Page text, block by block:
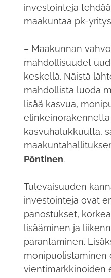
investointeja
maakuntaa pk-
– Maakunnan
mahdollisuudet
keskellä. Näistä
mahdollista luoda
lisää kasvua,
kasvuhalukkuutta,
Pöntinen.
Tulevaisuuden
investointeja ovat
panostukset,
lisääminen ja
parantaminen.
monipuolistaminen
vientimarkkinoiden